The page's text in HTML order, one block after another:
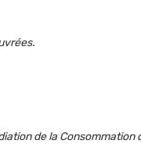
de la Consommation